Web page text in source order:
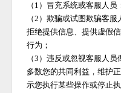
（ 1）冒充系统或客服人员
（2）欺骗或试图欺骗客服
拒绝提供信息、提供虚假
行为；
（3）违反或忽视客服人员
多数您的共同利益，维护
示您执行某些操作或停止